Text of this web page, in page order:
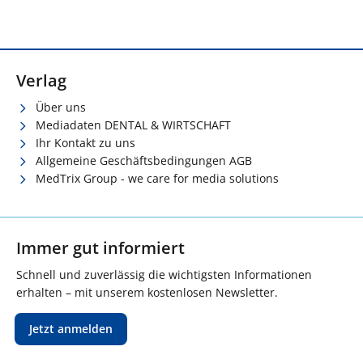
Verlag
Über uns
Mediadaten DENTAL & WIRTSCHAFT
Ihr Kontakt zu uns
Allgemeine Geschäftsbedingungen AGB
MedTrix Group - we care for media solutions
Immer gut informiert
Schnell und zuverlässig die wichtigsten Informationen
erhalten – mit unserem kostenlosen Newsletter.
Jetzt anmelden